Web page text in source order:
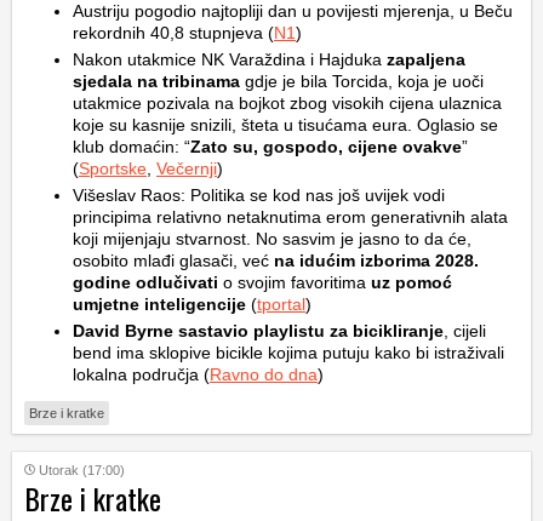
Austriju pogodio najtopliji dan u povijesti mjerenja, u Beču
rekordnih 40,8 stupnjeva (N1)
Nakon utakmice NK Varaždina i Hajduka zapaljena
sjedala na tribinama gdje je bila Torcida, koja je uoči
utakmice pozivala na bojkot zbog visokih cijena ulaznica
koje su kasnije snizili, šteta u tisućama eura. Oglasio se
klub domaćin: “Zato su, gospodo, cijene ovakve”
(Sportske Večernji)
Višeslav Raos: Politika se kod nas još uvijek vodi
principima relativno netaknutima erom generativnih alata
koji mijenjaju stvarnost. No sasvim je jasno to da će,
osobito mlađi glasači, već na idućim izborima 2028.
godine odlučivati o svojim favoritima uz pomoć
umjetne inteligencije (tportal)
David Byrne sastavio playlistu za bicikliranje , cijeli
bend ima sklopive bicikle kojima putuju kako bi istraživali
lokalna područja (Ravno do dna)
Brze i kratke
Utorak (17:00)
Brze i kratke